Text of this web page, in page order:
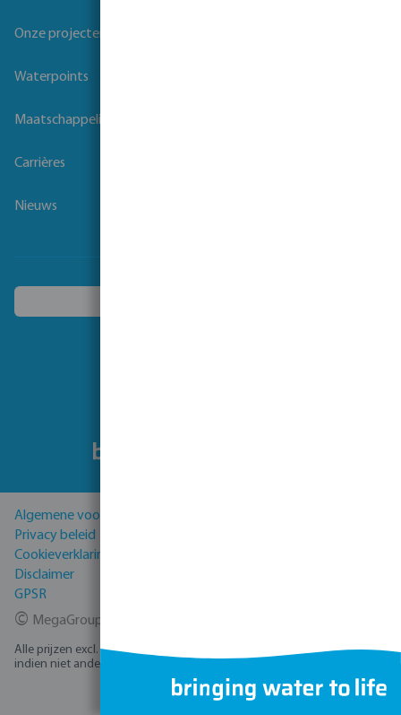
Onze projecten
Waterpoints
Maatschappelijk verantwoord ondernemen
Carrières
Nieuws
Algemene voorwaarden
Privacy beleid
Cookieverklaring
Disclaimer
GPSR
© MegaGroup Trade 2026
Alle prijzen excl. BTW plus
en eventuele bezorgkosten,
indien niet anders vermeld.